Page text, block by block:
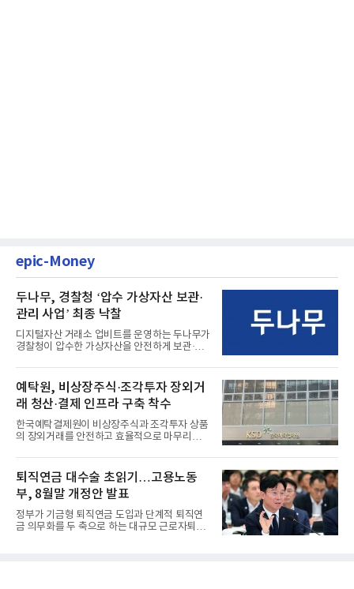
epic-Money
두나무, 경찰청 ‘압수 가상자산 보관·
관리 사업’ 최종 낙찰
디지털자산 거래소 업비트를 운영하는 두나무가
경찰청이 압수한 가상자산을 안전하게 보관·관
예탁원, 비상장주식·조각투자 장외거
래 청산·결제 인프라 구축 착수
한국예탁결제원이 비상장주식과 조각투자 상품
의 장외거래를 안전하고 효율적으로 마무리하기
퇴직연금 대수술 초읽기…고용노동
부, 8월말 개정안 발표
정부가 기금형 퇴직연금 도입과 단계적 퇴직연
금 의무화를 두 축으로 하는 대규모 근로자퇴직